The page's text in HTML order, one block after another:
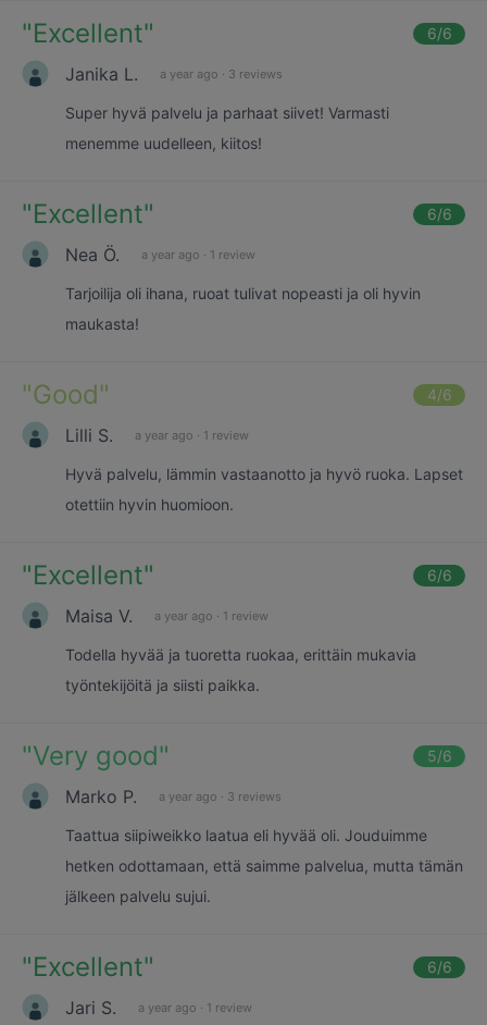
"Excellent" 6/6
Janika L. a year ago · 3 reviews
Super hyvä palvelu ja parhaat siivet! Varmasti
menemme uudelleen, kiitos!
"Excellent" 6/6
Nea Ö. a year ago · 1 review
Tarjoilija oli ihana, ruoat tulivat nopeasti ja oli hyvin
maukasta!
"Good" 4/6
Lilli S. a year ago · 1 review
Hyvä palvelu, lämmin vastaanotto ja hyvö ruoka. Lapset
otettiin hyvin huomioon.
"Excellent" 6/6
Maisa V. a year ago · 1 review
Todella hyvää ja tuoretta ruokaa, erittäin mukavia
työntekijöitä ja siisti paikka.
"Very good" 5/6
Marko P. a year ago · 3 reviews
Taattua siipiweikko laatua eli hyvää oli. Jouduimme
hetken odottamaan, että saimme palvelua, mutta tämän
jälkeen palvelu sujui.
"Excellent" 6/6
Jari S. a year ago · 1 review